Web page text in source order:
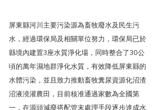
屏東縣河川主要污染源為畜牧廢水及民生污
水，經過環保局及相關單位努力，環保局已於
縣境內建置3座水質淨化場，同時整合了30公
頃的萬年濕地群淨化水質，有效降低屏東縣的
水體污染，並且致力推動畜牧糞尿資源化沼渣
沼液澆灌農田，目前核准通過家數為全國第
一，在源頭減廢搭配管末處理手段逐步達成水